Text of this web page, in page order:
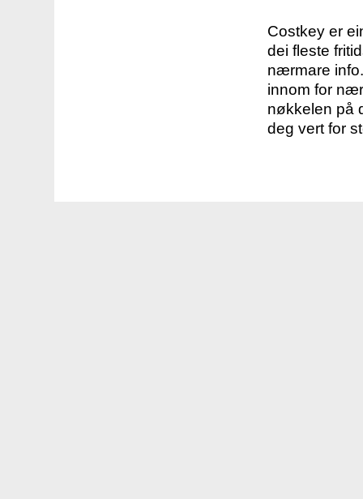
Costkey er
dei fleste
nærmare
innom for
nøkkelen på
deg vert for